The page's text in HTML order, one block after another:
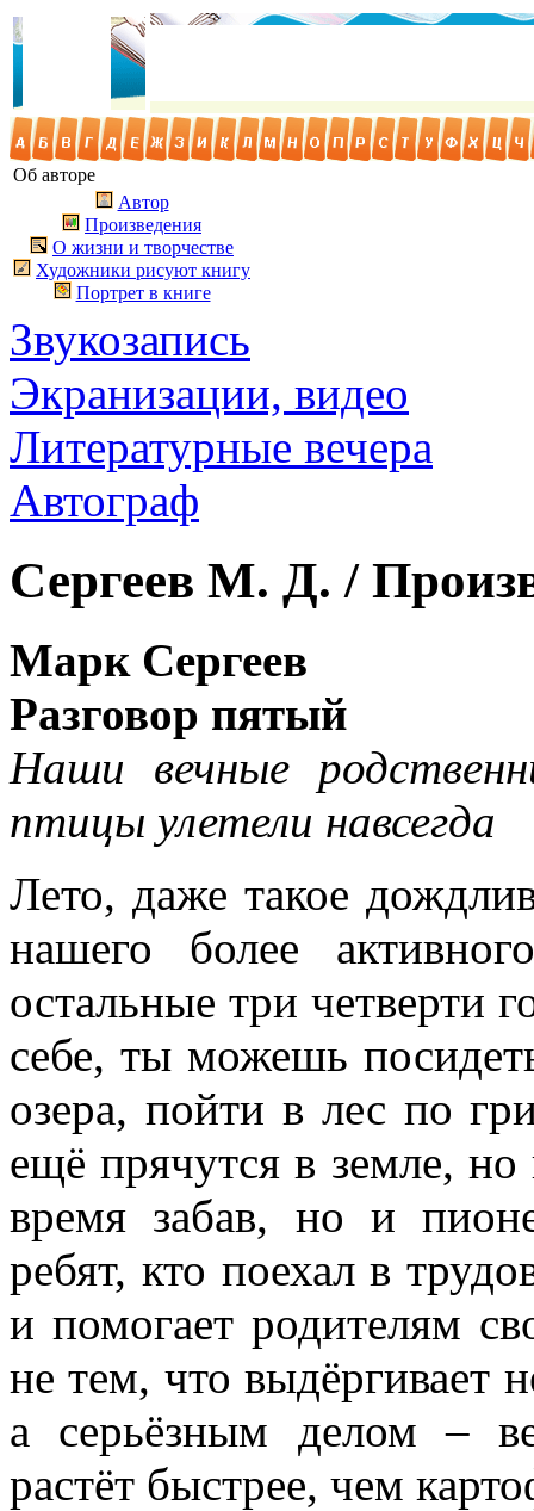
Об авторе
Автор
Произведения
О жизни и творчестве
Художники рисуют книгу
Портрет в книге
Звукозапись
Экранизации, видео
Литературные вечера
Автограф
Сергеев М. Д. /
Марк Сергеев
Разговор пятый
Наши вечные
птицы улетели навсегда
Лето, даже такое
нашего более
остальные три четверти
себе, ты можешь
озера, пойти в лес по
ещё прячутся в земле, но
время забав, но и
ребят, кто поехал в
и помогает родителям
не тем, что выдёргивает
а серьёзным делом –
растёт быстрее, чем